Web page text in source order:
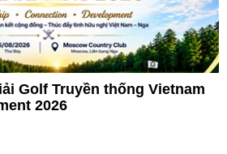
Golf Truyền thống Vietnam
2026